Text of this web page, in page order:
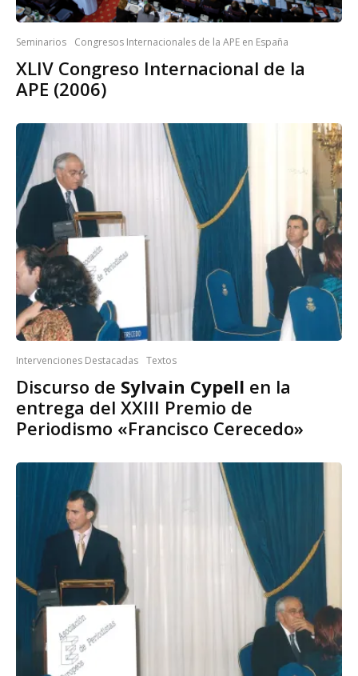
Seminarios Congresos Internacionales de la APE en España
XLIV Congreso Internacional de la
APE (2006)
Intervenciones Destacadas Textos
Discurso de Sylvain Cypell en la
entrega del XXIII Premio de
Periodismo «Francisco Cerecedo»